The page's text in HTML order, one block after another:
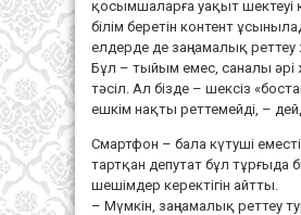
қосымшаларға уақыт шектеуі
білім беретін контент
елдерде де заңнамалық реттеу
Бұл – тыйым емес, саналы әрі
тәсіл. Ал бізде – шексіз
ешкім нақты реттемейді, –
Смартфон – бала күтуші
тартқан депутат бұл тұрғыда
шешімдер керектігін айтты.
– Мүмкін, заңнамалық реттеу